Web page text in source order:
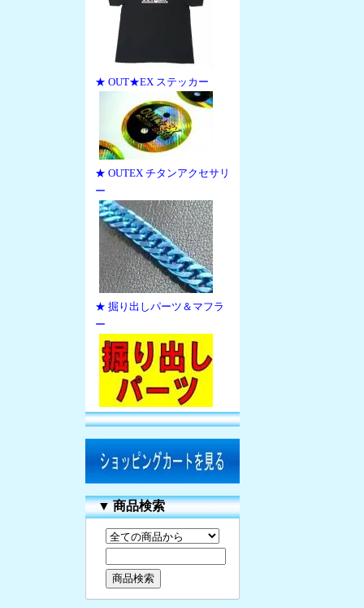
★ OUT★EX ステッカー
★ OUTEX チタンアクセサリ
ー
★ 掘り出しパーツ＆マフラ
ー
▼商品検索